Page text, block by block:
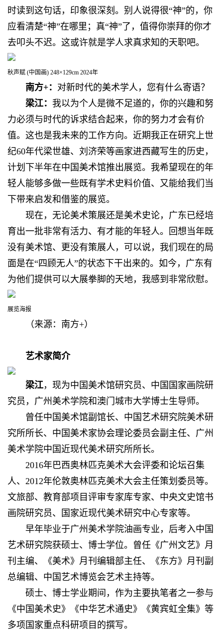
时读到这句话，印象很深刻。别人说得很“神”的，你
应看清楚“神”在哪里；真“神”了，值得你崇拜的你才
去叩头不迟。这或许就是学人求真求知的天职吧。
秋声赋 (中国画) 248×129cm 2024年
南方+： 对新时代的美术学人，您有什么寄语？
梁江： 我以为个人是微不足道的，你的兴趣和努
力必须与时代的诉求结合起来，你的努力才会有价
值。这也是我未来的工作方向。近期我正在研究上世
纪60年代梁世雄、刘济荣等画家进西藏写生的历史，
计划下半年在中国美术馆推出展览。我希望现在的年
轻人能够多做一些既有学术史料价值、又能给我们当
下带来启发和借鉴的展览。
现在，无论美术策展还是美术史论，广东已经培
育出一批非常有活力、有才能的年轻人。回想当年既
没有美术馆、更没有策展人，可以说，我们现在的局
面是在“四顾无人”的状态下干出来的。如今，广东有
为他们提供可以大展拳脚的天地，我感到非常欣慰。
展览海报
（来源：南方+）
艺术家简介
梁江，现为中国美术馆研究员、中国国家画院研
究员，广州美术学院和澳门城市大学博士生导师。
曾任中国美术馆副馆长、中国艺术研究院美术研
究所所长、中国美术家协会理论委员会副主任、广州
美术学院中国近现代美术研究所所长。
2016年巴西奥林匹克美术大会评委和论坛召集
人、2012年伦敦奥林匹克美术大会主任策划委员等。
文旅部、教育部项目评审专家库专家、中央文史馆书
画院研究员、国家近现代美术研究中心专家等。
早年毕业于广州美术学院油画专业，后考入中国
艺术研究院获硕士、博士学位。曾任《广州文艺》月
刊主编、《美术》月刊编辑部主任、《东方》月刊副
总编辑、中国艺术博览会艺术主持等。
硕士、博士学业期间，作为主要执笔者之一参与
《中国美术史》《中华艺术通史》《黄宾虹全集》等
多项国家重点科研项目的撰写。